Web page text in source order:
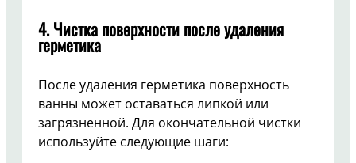
4. Чистка поверхности после удаления
герметика
После удаления герметика поверхность
ванны может оставаться липкой или
загрязненной. Для окончательной чистки
используйте следующие шаги: